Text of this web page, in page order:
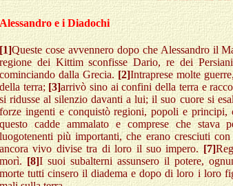
Alessandro e i Diadochi
[1]Queste cose avvennero dopo che Alessandro il
regione dei Kittim sconfisse Dario, re dei
cominciando dalla Grecia. [2]Intraprese molte
della terra; [3]arrivò sino ai confini della terra e
si ridusse al silenzio davanti a lui; il suo cuore si
forze ingenti e conquistò regioni, popoli e principi,
questo cadde ammalato e comprese che stava
luogotenenti più importanti, che erano cresciuti
ancora vivo divise tra di loro il suo impero. [7]
morì. [8]I suoi subalterni assunsero il potere,
morte tutti cinsero il diadema e dopo di loro i loro